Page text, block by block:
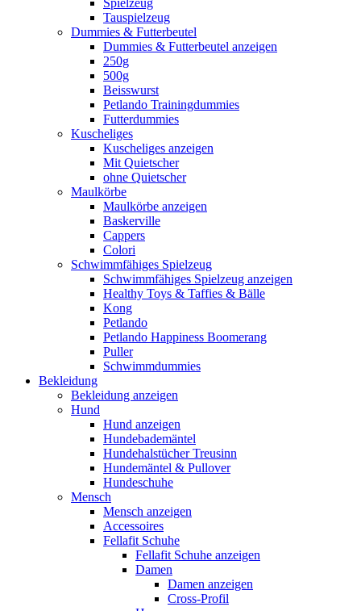
Tauspielzeug
Dummies & Futterbeutel
Dummies & Futterbeutel anzeigen
250g
500g
Beisswurst
Petlando Trainingdummies
Futterdummies
Kuscheliges
Kuscheliges anzeigen
Mit Quietscher
ohne Quietscher
Maulkörbe
Maulkörbe anzeigen
Baskerville
Cappers
Colori
Schwimmfähiges Spielzeug
Schwimmfähiges Spielzeug anzeigen
Healthy Toys & Taffies & Bälle
Kong
Petlando
Petlando Happiness Boomerang
Puller
Schwimmdummies
Bekleidung
Bekleidung anzeigen
Hund
Hund anzeigen
Hundebademäntel
Hundehalstücher Treusinn
Hundemäntel & Pullover
Hundeschuhe
Mensch
Mensch anzeigen
Accessoires
Fellafit Schuhe
Fellafit Schuhe anzeigen
Damen
Damen anzeigen
Cross-Profil